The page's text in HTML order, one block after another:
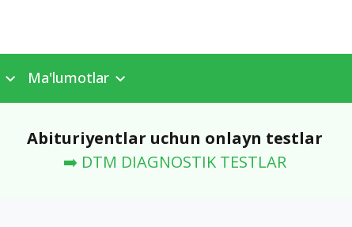
Ma'lumotlar
Abituriyentlar uchun onlayn testlar
➡️ DTM DIAGNOSTIK TESTLAR